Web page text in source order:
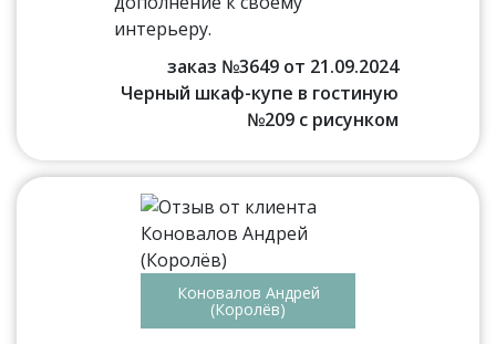
интерьеру.
заказ №3649 от 21.09.2024
Черный шкаф-купе в гостиную
№209 с рисунком
Коновалов Андрей
(Королёв)